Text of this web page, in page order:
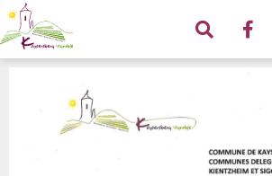
Panneau de gestion des cookies